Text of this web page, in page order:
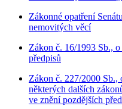
Zákonné opatření
nemovitých věcí
Zákon č. 16/1993 Sb.,
předpisů
Zákon č. 227/2000 Sb.,
některých dalších
ve znění pozdějších